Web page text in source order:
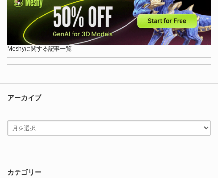
Meshyに関する記事一覧
アーカイブ
カテゴリー